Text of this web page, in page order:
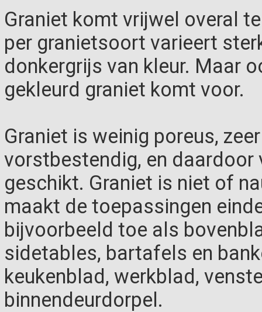
Graniet komt vrijwel overal
per granietsoort varieert
donkergrijs van kleur. Maar
gekleurd graniet komt voor.
Graniet is weinig poreus,
vorstbestendig, en daardoor
geschikt. Graniet is niet of
maakt de toepassingen
bijvoorbeeld toe als
sidetables, bartafels en
keukenblad, werkblad,
binnendeurdorpel.